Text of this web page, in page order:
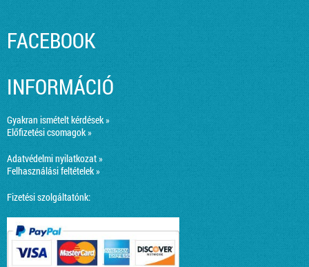
FACEBOOK
INFORMÁCIÓ
Gyakran ismételt kérdések »
Előfizetési csomagok »
Adatvédelmi nyilatkozat »
Felhasználási feltételek »
Fizetési szolgáltatónk: